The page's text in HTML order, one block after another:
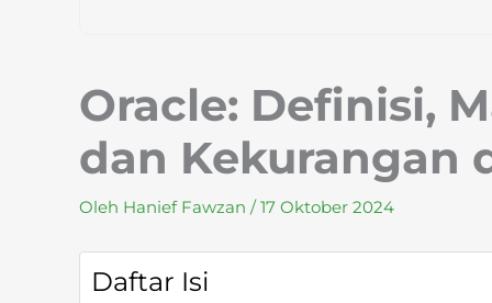
Oracle: Definisi,
dan Kekurangan
Oleh Hanief Fawzan /17 Oktober 2024
Daftar Isi